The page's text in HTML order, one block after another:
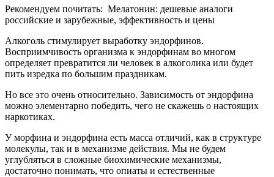
У морфина высокий потенциал, он может заблокировать
Опиоидные рецепторы очень чувствительны к привыканию.
Однократный прием морфина, а тем более героина приводит
к резкому снижению синтеза эндорфина, вплоть до полного
его прекращения. Эффект от наркотических веществ рано или
неправильно. Нет естественного механизма блокировки
болевых импульсов, и человек испытывает сильнейшие боли.
Страдает и эмоциональное состояние – от неврозов до
В общем, если эндорфин и можно сравнить с
наркотиком, то с очень и очень слабым. Если такой
в принципе существует.